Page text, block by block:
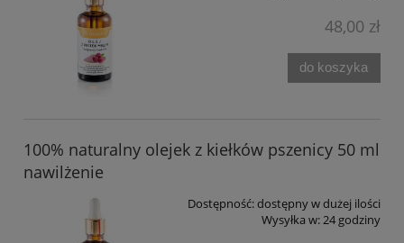
48,00 zł
do koszyka
100% naturalny olejek z kiełków pszenicy 50 ml
nawilżenie
Dostępność:dostępny w dużej ilości
Wysyłka w: 24 godziny